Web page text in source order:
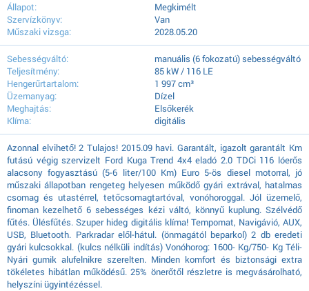
Állapot:
Megkimélt
Szervízkönyv:
Van
Műszaki vizsga:
2028.05.20
Sebességváltó:
manuális (6 fokozatú) sebességváltó
Teljesítmény:
85 kW / 116 LE
Hengerűrtartalom:
1 997 cm³
Üzemanyag:
Dízel
Meghajtás:
Elsőkerék
Klíma:
digitális
Azonnal elvihető! 2 Tulajos! 2015.09 havi. Garantált, igazolt garantált Km
futású végig szervizelt Ford Kuga Trend 4x4 eladó 2.0 TDCi 116 lóerős
alacsony fogyasztású (5-6 liter/100 Km) Euro 5-ös diesel motorral, jó
műszaki állapotban rengeteg helyesen működő gyári extrával, hatalmas
csomag és utastérrel, tetőcsomagtartóval, vonóhoroggal. Jól üzemelő,
finoman kezelhető 6 sebességes kézi váltó, könnyű kuplung. Szélvédő
fűtés. Ülésfűtés. Szuper hideg digitális klíma! Tempomat, Navigávió, AUX,
USB, Bluetooth. Parkradar elől-hátul. (önmagától beparkol) 2 db eredeti
gyári kulcsokkal. (kulcs nélküli indítás) Vonóhorog: 1600- Kg/750- Kg Téli-
Nyári gumik alufelnikre szerelten. Minden komfort és biztonsági extra
tökéletes hibátlan működésű. 25% önerőtől részletre is megvásárolható,
helyszíni ügyintézéssel.